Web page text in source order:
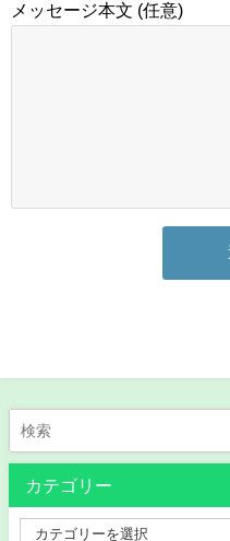
メッセージ本文 (任意)
カテゴリー